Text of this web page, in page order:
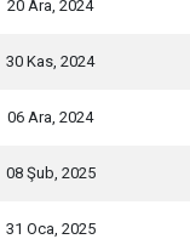
20 Ara, 2024
30 Kas, 2024
06 Ara, 2024
08 Şub, 2025
31 Oca, 2025